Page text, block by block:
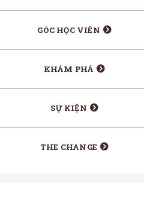
GÓC HỌC VIÊN
KHÁM PHÁ
SỰ KIỆN
THE CHANGE